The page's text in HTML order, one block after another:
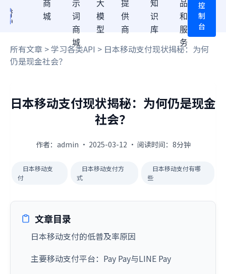
商
城
示
词
商
城
大
模
型
提
供
商
知
识
库
品
和
服
务
控
制
台
所有文章 >学习各类API > 日本移动支付现状揭秘：为何
仍是现金社会？
日本移动支付现状揭秘：为何仍是现金
社会？
作者：admin · 2025-03-12 · 阅读时间：8分钟
日本移动支
付
日本移动支付方
式
日本移动支付有哪
些
文章目录
日本移动支付的低普及率原因
主要移动支付平台：Pay Pay与LINE Pay